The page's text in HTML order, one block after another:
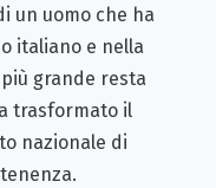
un uomo che ha
italiano e nella
grande resta
trasformato il
nazionale di